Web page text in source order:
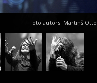
Foto autors: Mārtiņš Otto